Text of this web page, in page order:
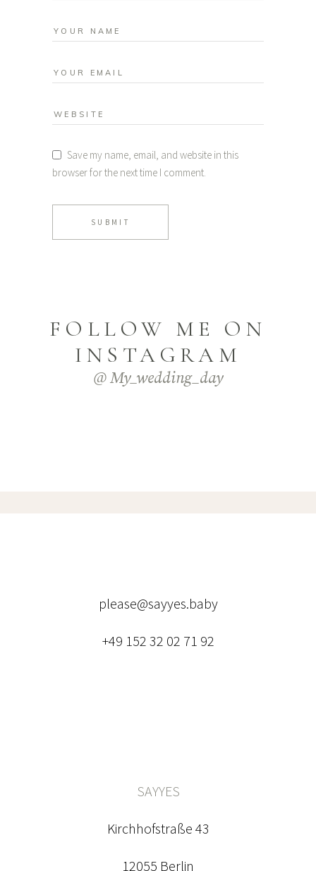
Save my name, email, and website in this
browser for the next time I comment.
SUBMIT
FOLLOW ME ON
INSTAGRAM
@ My_wedding_day
please@sayyes.baby
+49 152 32 02 71 92
SAYYES
Kirchhofstraße 43
12055 Berlin